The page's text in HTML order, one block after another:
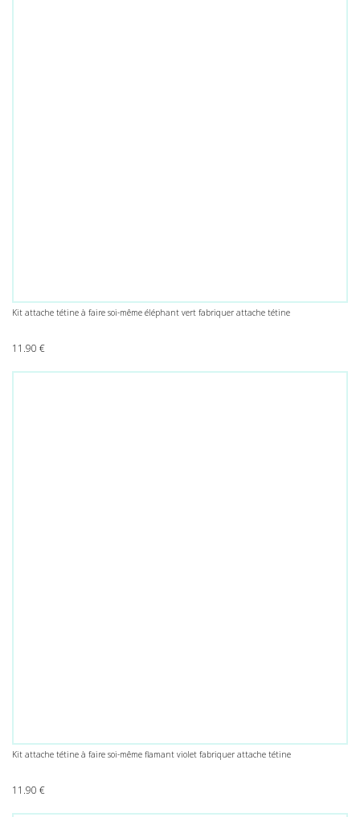
Kit attache tétine à faire soi-même éléphant vert fabriquer attache tétine
11.90 €
Kit attache tétine à faire soi-même flamant violet fabriquer attache tétine
11.90 €